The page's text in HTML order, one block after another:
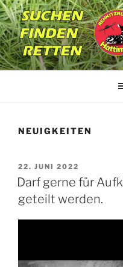
Zum
Inhalt
springen
Suchen | Finden | Retten
NEUIGKEITEN
VERÖFFENTLICHT
AM
22. JUNI 2022
Darf gerne für
geteilt werden.